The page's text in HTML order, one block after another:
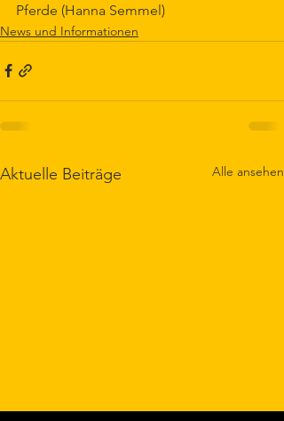
Pfer­de (Han­na Sem­mel)
News und Informationen
Aktuelle Beiträge Alle ansehen